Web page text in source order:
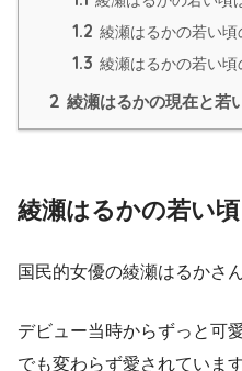
1.2 綾瀬はるかの若い頃
1.3 綾瀬はるかの若い頃
2 綾瀬はるかの現在と若
綾瀬はるかの若い
国民的女優の綾瀬はるかさん
デビュー当時からずっと可
でも変わらず愛されています